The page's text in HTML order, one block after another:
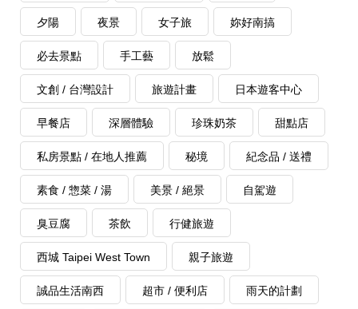
夕陽 夜景 女子旅 妳好南搞
必去景點 手工藝 放鬆
文創 / 台灣設計 旅遊計畫 日本遊客中心
早餐店 深層體驗 珍珠奶茶 甜點店
私房景點 / 在地人推薦 秘境 紀念品 / 送禮
素食 / 惣菜 / 湯 美景 / 絕景 自駕遊
臭豆腐 茶飲 行健旅遊
西城 Taipei West Town 親子旅遊
誠品生活南西 超市 / 便利店 雨天的計劃